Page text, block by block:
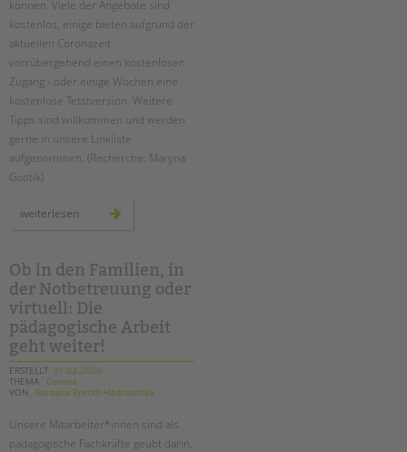
können. Viele der Angebote sind
kostenlos, einige bieten aufgrund der
aktuellen Coronazeit
vorrübergehend einen kostenlosen
Zugang - oder einige Wochen eine
kostenlose Tetstversion. Weitere
Tipps sind willkommen und werden
gerne in unsere Linkliste
aufgenommen. (Recherche: Maryna
Gostik)
weiterlesen homeschooling?
linktipps
Ob in den Familien, in
der Notbetreuung oder
virtuell: Die
pädagogische Arbeit
geht weiter!
ERSTELLT 31.03.2020
THEMA Corona
VON
Barbara Brecht-Hadraschek
Unsere Mitarbeiter*innen sind als
pädagogische Fachkräfte geübt darin,